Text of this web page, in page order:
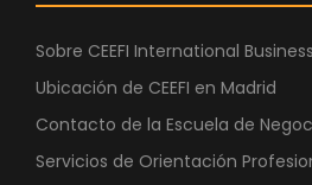
Sobre CEEFI International
Ubicación de CEEFI en Madrid
Contacto de la Escuela de
Servicios de Orientación